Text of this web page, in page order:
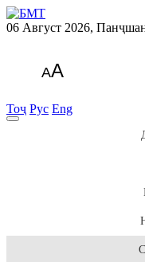
06 Август 2026,
AA
Тоҷ Рус Eng